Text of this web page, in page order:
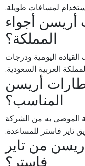
لمسافات طويلة.
أجواء
المملكة؟
اليومية ودرجات
العربية السعودية.
أريسن
المناسب؟
الموصى به من الشركة
تاير فاستر للمساعدة.
من تاير